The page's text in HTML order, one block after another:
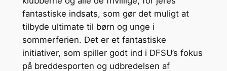
fantastiske indsats, som gør det muligt at
tilbyde ultimate til børn og unge i
sommerferien. Det er et fantastiske
initiativer, som spiller godt ind i DFSU’s fokus
på breddesporten og udbredelsen af